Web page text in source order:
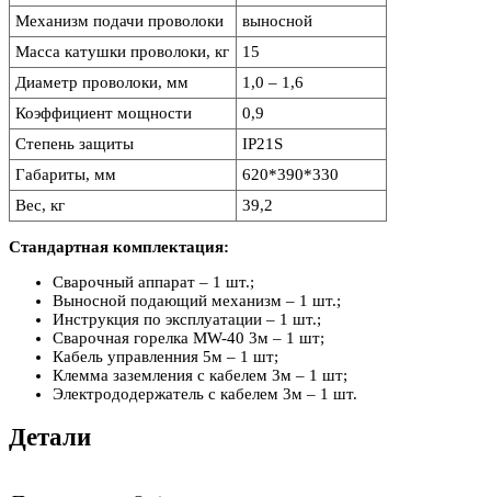
Механизм подачи проволоки
выносной
Масса катушки проволоки, кг
15
Диаметр проволоки, мм
1,0 – 1,6
Коэффициент мощности
0,9
Степень защиты
IP21S
Габариты, мм
620*390*330
Вес, кг
39,2
Стандартная комплектация:
Сварочный аппарат – 1 шт.;
Выносной подающий механизм – 1 шт.;
Инструкция по эксплуатации – 1 шт.;
Сварочная горелка MW-40 3м – 1 шт;
Кабель управленния 5м – 1 шт;
Клемма заземления с кабелем 3м – 1 шт;
Электрододержатель с кабелем 3м – 1 шт.
Детали